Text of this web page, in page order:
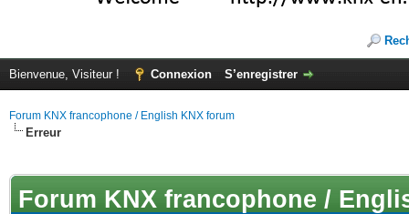
Bienvenue, Visiteur ! Connexion S’enregistrer
Forum KNX francophone / English KNX forum
Erreur
Forum KNX francophone /